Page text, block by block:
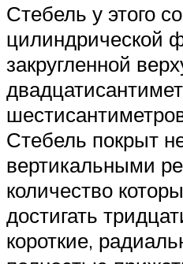
Стебель у этого
цилиндрической
закругленной
Стебель покрыт
вертикальными
количество
достигать
короткие,